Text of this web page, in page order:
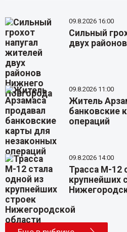
09.8.2026 16:00
Сильный
двух
09.8.2026 11:00
Житель
банковские
операций
09.8.2026 14:00
Трасса М-12
крупнейших